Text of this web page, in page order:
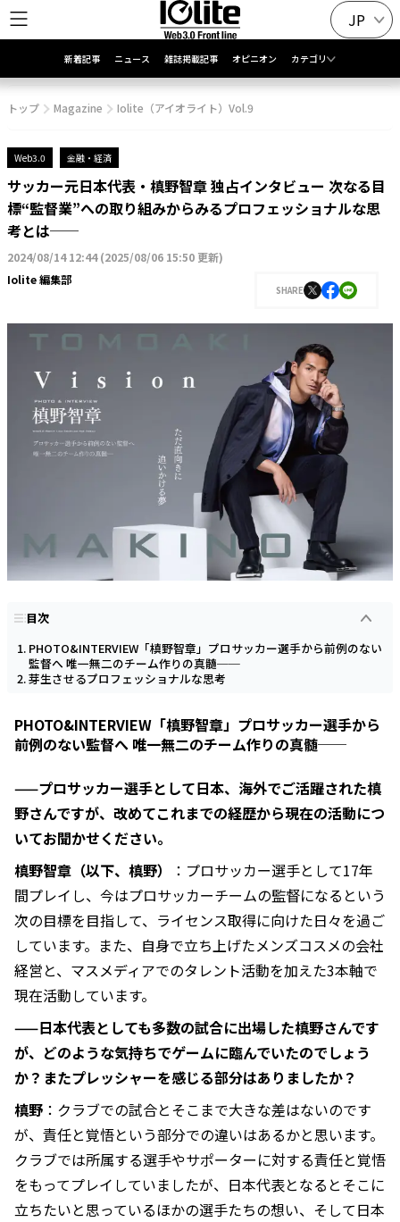
JP
新着記事 ニュース 雑誌掲載記事 オピニオン カテゴリ
トップ Magazine Iolite（アイオライト）Vol.9
Web3.0 金融・経済
サッカー元日本代表・槙野智章 独占インタビュー 次なる目
標“監督業”への取り組みからみるプロフェッショナルな思
考とは──
2024/08/14 12:44(2025/08/06 15:50 更新)
Iolite 編集部
SHARE
目次
PHOTO&INTERVIEW「槙野智章」プロサッカー選手から前例のない
監督へ 唯一無二のチーム作りの真髄──
芽生させるプロフェッショナルな思考
PHOTO&INTERVIEW「槙野智章」プロサッカー選手から
前例のない監督へ 唯一無二のチーム作りの真髄──
——プロサッカー選手として日本、海外でご活躍された槙
野さんですが、改めてこれまでの経歴から現在の活動につ
いてお聞かせください。
槙野智章（以下、槙野）
：プロサッカー選手として17年
間プレイし、今はプロサッカーチームの監督になるという
次の目標を目指して、ライセンス取得に向けた日々を過ご
しています。また、自身で立ち上げたメンズコスメの会社
経営と、マスメディアでのタレント活動を加えた3本軸で
現在活動しています。
——日本代表としても多数の試合に出場した槙野さんです
が、どのような気持ちでゲームに臨んでいたのでしょう
か？またプレッシャーを感じる部分はありましたか？
槙野 ：クラブでの試合とそこまで大きな差はないのです
が、責任と覚悟という部分での違いはあるかと思います。
クラブでは所属する選手やサポーターに対する責任と覚悟
をもってプレイしていましたが、日本代表となるとそこに
立ちたいと思っているほかの選手たちの想い、そして日本